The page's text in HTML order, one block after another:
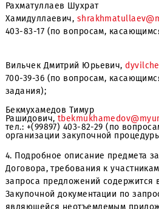
2. Организатор запроса: ООО
3. Контактные лица
Хамидуллаевич,
403-83-17 (по вопросам,
Вильчек Дмитрий Юрьевич,
700-39-36 (по вопросам,
задания);
Бекмухамедов Тимур
Рашидович,
тел.: +(99897) 403-82-29 (по
организации закупочной